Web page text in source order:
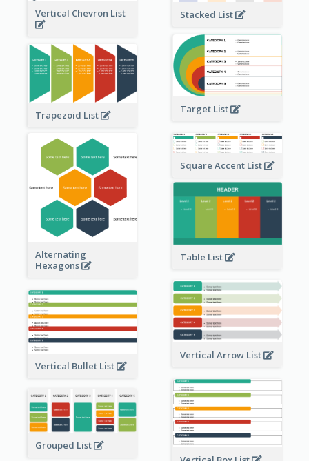
Vertical Chevron List Stacked List
Target List
Trapezoid List
Alternating
Hexagons
Square Accent List
Table List
Vertical Arrow List
Vertical Bullet List
Grouped List